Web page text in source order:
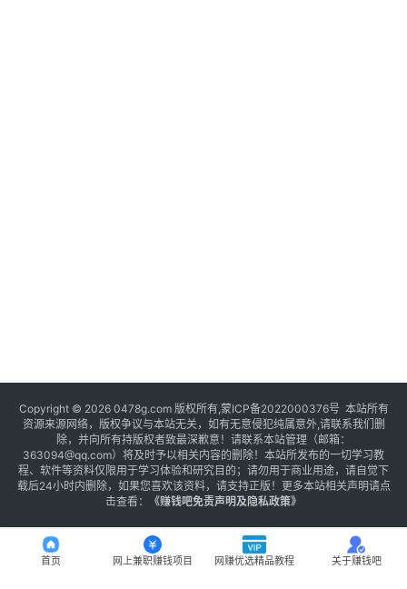
Copyright © 2026 0478g.com 版权所有,蒙ICP备2022000376号 本站所有
资源来源网络，版权争议与本站无关，如有无意侵犯纯属意外,请联系我们删
除，并向所有持版权者致最深歉意！请联系本站管理（邮箱：
363094@qq.com）将及时予以相关内容的删除！本站所发布的一切学习教
程、软件等资料仅限用于学习体验和研究目的；请勿用于商业用途，请自觉下
载后24小时内删除，如果您喜欢该资料，请支持正版！更多本站相关声明请点
击查看：
《赚钱吧免责声明及隐私政策》
首页 网上兼职赚钱项目 网赚优选精品教程 关于赚钱吧